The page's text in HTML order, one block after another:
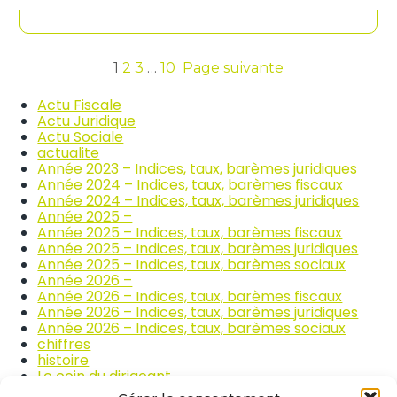
m
e
l
a
r
p
a
r
t
i
o
u
i
e
r
i
x
d
e
s
p
r
o
d
u
i
s
1 2 3 … 10 Page suivante
Actu Fiscale
Actu Juridique
Actu Sociale
actualite
Année 2023 – Indices, taux, barèmes juridiques
Année 2024 – Indices, taux, barèmes fiscaux
Année 2024 – Indices, taux, barèmes juridiques
Année 2025 –
Année 2025 – Indices, taux, barèmes fiscaux
Année 2025 – Indices, taux, barèmes juridiques
Année 2025 – Indices, taux, barèmes sociaux
Année 2026 –
Année 2026 – Indices, taux, barèmes fiscaux
Année 2026 – Indices, taux, barèmes juridiques
Année 2026 – Indices, taux, barèmes sociaux
chiffres
histoire
Le coin du dirigeant